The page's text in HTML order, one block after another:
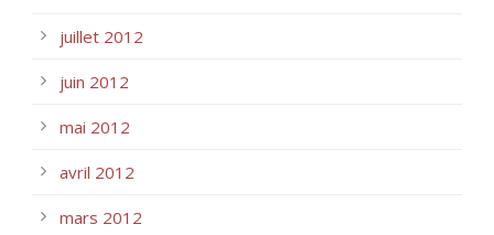
juillet 2012
juin 2012
mai 2012
avril 2012
mars 2012